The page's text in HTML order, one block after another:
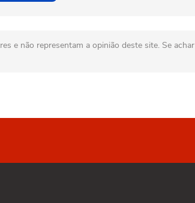
e não representam a opinião deste site. Se achar